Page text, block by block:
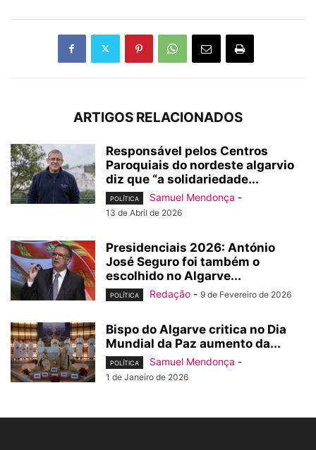
ARTIGOS RELACIONADOS
Responsável pelos Centros
Paroquiais do nordeste algarvio
diz que “a solidariedade...
POLÍTICA Samuel Mendonça -
13 de Abril de 2026
Presidenciais 2026: António
José Seguro foi também o
escolhido no Algarve...
POLÍTICA Redação - 9 de Fevereiro de 2026
Bispo do Algarve critica no Dia
Mundial da Paz aumento da...
POLÍTICA Samuel Mendonça -
1 de Janeiro de 2026